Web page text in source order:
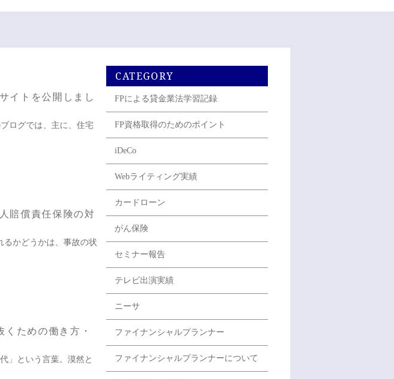
イトを公開しまし
ログでは、主に、住宅
賠償責任保険の対
かどうかは、事故の状
ための働き方・
」という言葉。漠然と
CATEGORY
FPによる貸金業法学習記録
FP資格取得のためのポイント
iDeCo
Webライティング実績
カードローン
がん保険
セミナー報告
テレビ出演実績
ニーサ
ファイナンシャルプランナー
ファイナンシャルプランナーについて